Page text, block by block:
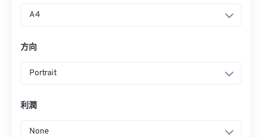
A4
方向
Portrait
利潤
None